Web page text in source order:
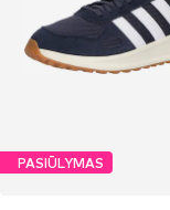
PASIŪLYMAS